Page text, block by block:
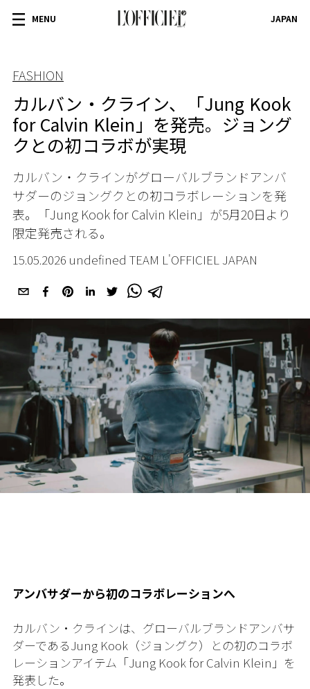
MENU JAPAN
FASHION
カルバン・クライン、「Jung Kook
for Calvin Klein」を発売。ジョング
クとの初コラボが実現
カルバン・クラインがグローバルブランドアンバ
サダーのジョングクとの初コラボレーションを発
表。「Jung Kook for Calvin Klein」が5月20日より
限定発売される。
15.05.2026 undefined TEAM L'OFFICIEL JAPAN
アンバサダーから初のコラボレーションへ
カルバン・クラインは、グローバルブランドアンバサ
ダーであるJung Kook（ジョングク）との初のコラボ
レーションアイテム「Jung Kook for Calvin Klein」を
発表した。